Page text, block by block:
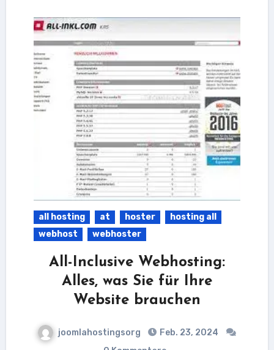
all hosting at hoster
hosting all
webhost
webhoster
All-Inclusive Webhosting:
Alles, was Sie für Ihre
Website brauchen
joomlahostingsorg
Feb. 23, 2024